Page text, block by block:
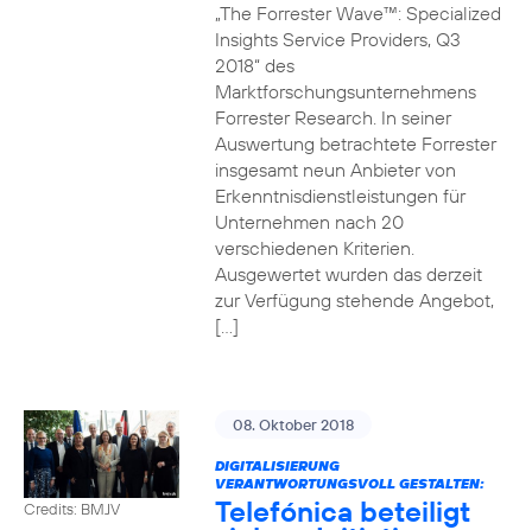
„The Forrester Wave™: Specialized
Insights Service Providers, Q3
2018“ des
Marktforschungsunternehmens
Forrester Research. In seiner
Auswertung betrachtete Forrester
insgesamt neun Anbieter von
Erkenntnisdienstleistungen für
Unternehmen nach 20
verschiedenen Kriterien.
Ausgewertet wurden das derzeit
zur Verfügung stehende Angebot,
[…]
Credits: BMJV
08. Oktober 2018
DIGITALISIERUNG
VERANTWORTUNGSVOLL GESTALTEN:
Telefónica beteiligt